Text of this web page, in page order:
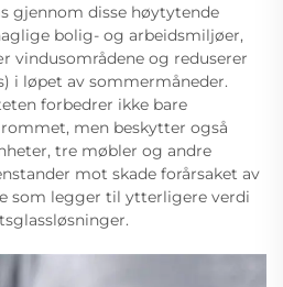
gjennom disse høytytende
bolig- og arbeidsmiljøer,
vindusområdene og reduserer
i løpet av sommermåneder.
forbedrer ikke bare
men beskytter også
tre møbler og andre
mot skade forårsaket av
som legger til ytterligere verdi